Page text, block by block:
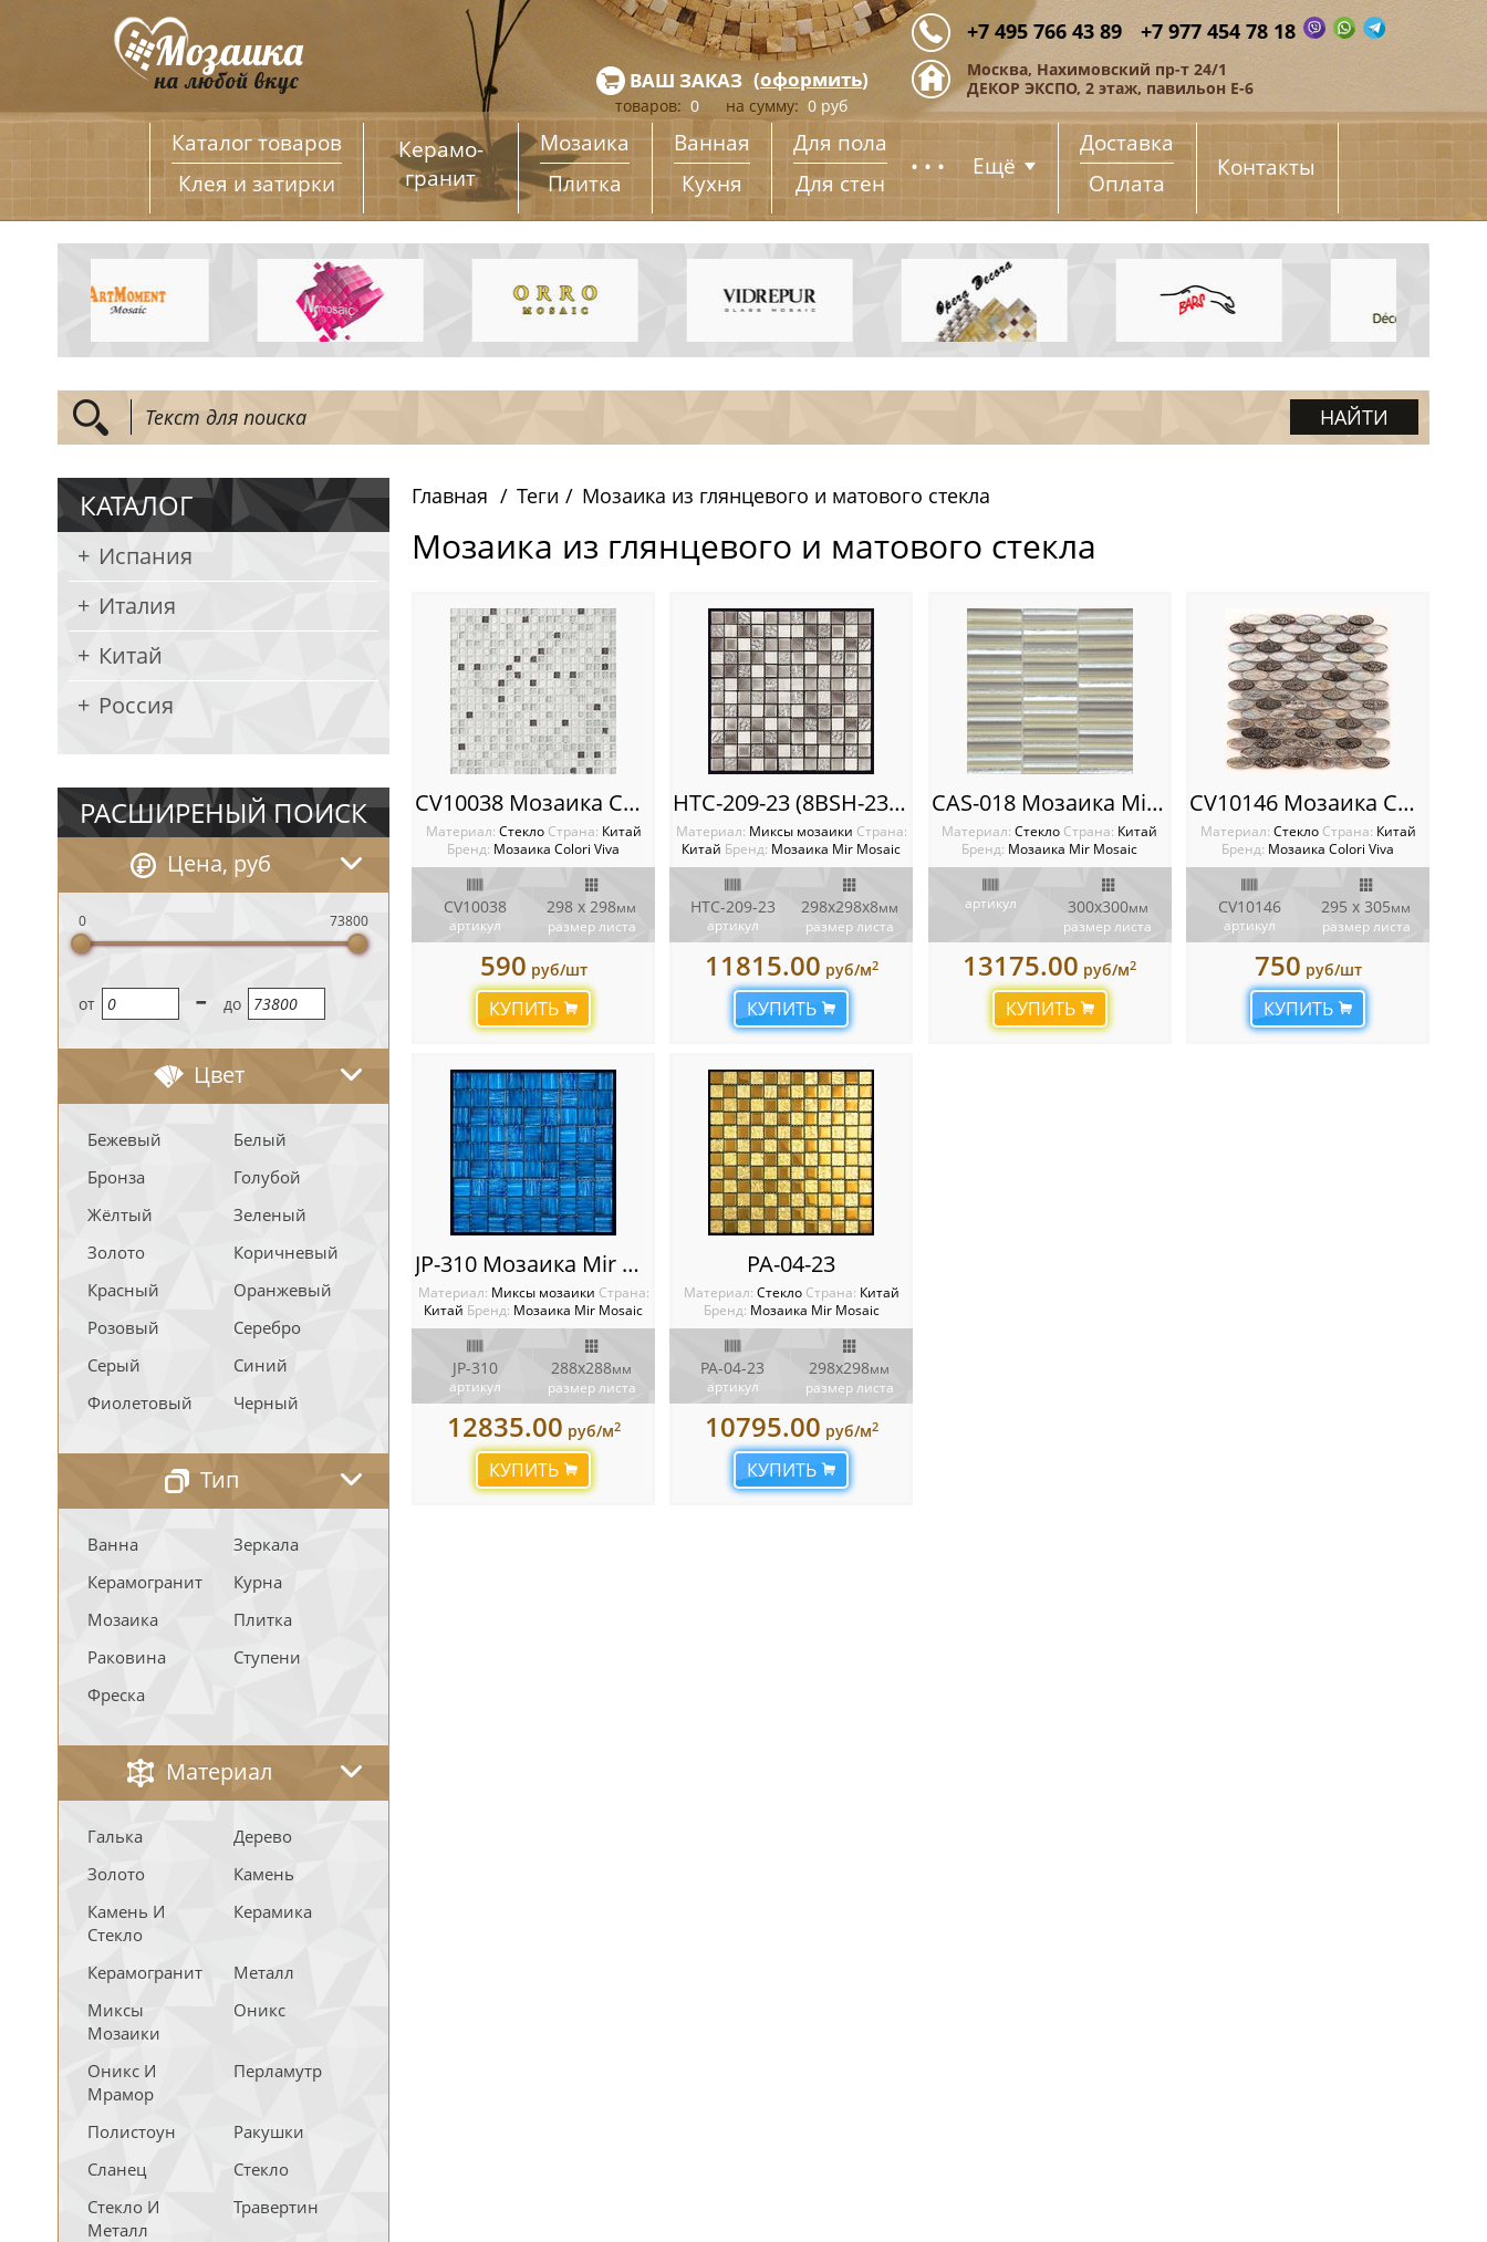
+7 495 766 43 89 +7 977 454 78 18
Москва, Нахимовский пр-т 24/1
ДЕКОР ЭКСПО, 2 этаж, павильон Е-6
ВАШ ЗАКАЗ (оформить)
товаров: 0 на сумму: 0 руб
Каталог товаров
Клея и затирки
Керамо­
гранит
Мозаика
Плитка
Ванная
Кухня
Для пола
Для стен
... Ещё
Доставка
Оплата
Контакты
КАТАЛОГ
Испания
Италия
Китай
Россия
РАСШИРЕНЫЙ ПОИСК
Цена, руб
0 73800
oт - до
Цвет
Бежевый
Белый
Бронза
Голубой
Жёлтый
Зеленый
Золото
Коричневый
Красный
Оранжевый
Розовый
Серебро
Серый
Синий
Фиолетовый
Черный
Тип
Ванна
Зеркала
Керамогранит
Курна
Мозаика
Плитка
Раковина
Ступени
Фреска
Материал
Галька
Дерево
Золото
Камень
Камень И
Стекло
Керамика
Керамогранит
Металл
Миксы
Мозаики
Оникс
Оникс И
Мрамор
Перламутр
Полистоун
Ракушки
Сланец
Стекло
Стекло И
Металл
Травертин
Главная Теги Мозаика из глянцевого и матового стекла
Мозаика из глянцевого и матового стекла
CV10038 Мозаика Colori Viva Crystal
Материал: Стекло Cтрана: Китай
Бренд: Мозаика Colori Viva
CV10038
артикул
298 x 298мм
размер листа
590 руб/шт
КУПИТЬ
HTC-209-23 (8BSH-2309R) Мозаика Mir mosaic
Материал: Миксы мозаики Cтрана:
Китай Бренд: Мозаика Mir Mosaic
HTC-209-23
артикул
298x298х8мм
размер листа
11815.00 руб/м2
КУПИТЬ
CAS-018 Мозаика Mir mosaic
Материал:Стекло Cтрана: Китай
Бренд: Мозаика Mir Mosaic
артикул 300x300мм
размер листа
13175.00 руб/м2
КУПИТЬ
CV10146 Мозаика Colori Viva Crystal
Материал: Стекло Cтрана: Китай
Бренд: Мозаика Colori Viva
CV10146
артикул
295 x 305мм
размер листа
750 руб/шт
КУПИТЬ
JP-310 Мозаика Mir mosaic
Материал: Миксы мозаики Cтрана:
Китай Бренд: Мозаика Mir Mosaic
JP-310
артикул
288x288мм
размер листа
12835.00 руб/м2
КУПИТЬ
PA-04-23
Материал: Стекло Cтрана: Китай
Бренд: Мозаика Mir Mosaic
PA-04-23
артикул
298х298мм
размер листа
10795.00 руб/м2
КУПИТЬ